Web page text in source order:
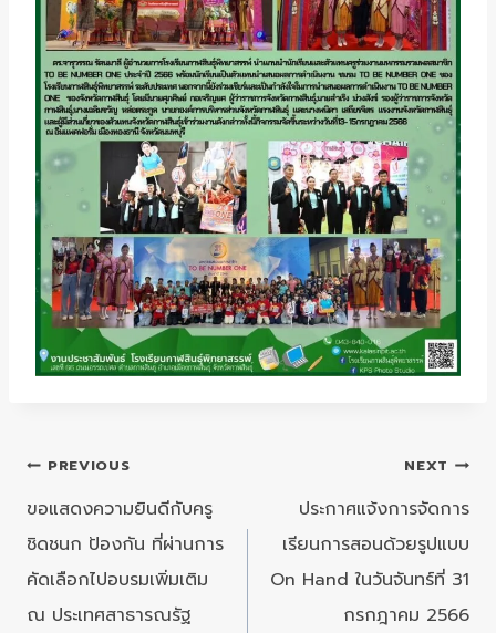
แนะแนว
เรื่อง
PREVIOUS
ขอแสดงความยินดีกับครู
ชิดชนก ป้องกัน ที่ผ่านการ
คัดเลือกไปอบรมเพิ่มเติม
ณ ประเทศสาธารณรัฐ
NEXT
ประกาศแจ้งการจัดการ
เรียนการสอนด้วยรูปแบบ
On Hand ในวันจันทร์ที่ 31
กรกฎาคม 2566